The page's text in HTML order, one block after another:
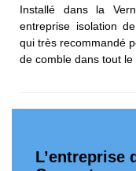
Installé dans la
entreprise isolation
qui très recommandé
de comble dans tout
L’entreprise